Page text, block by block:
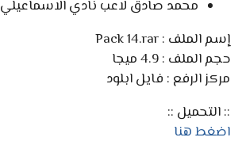
محمد صادق لاعب نادي الاسماعيلي
إسم الملف : Pack 14.rar
حجم الملف : 4.9 ميجا
مركز الرفع : فايل ابلود
:: التحميل ::
اضغط هنا